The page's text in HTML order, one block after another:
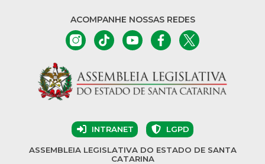
ACOMPANHE NOSSAS REDES
INTRANET LGPD
ASSEMBLEIA LEGISLATIVA DO ESTADO DE SANTA
CATARINA